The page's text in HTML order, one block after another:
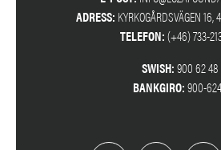
ADRESS: KYRKOGÅRDSVÄGEN 16,
TELEFON:(+46) 733-
SWISH:900 62 48
BANKGIRO:900-